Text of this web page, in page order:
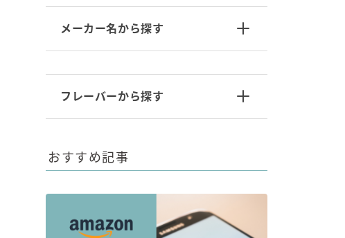
メーカー名から探す
フレーバーから探す
おすすめ記事